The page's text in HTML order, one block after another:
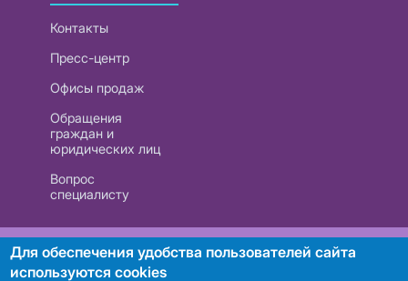
Контакты
Пресс-центр
Офисы продаж
Обращения
граждан и
юридических лиц
Вопрос
специалисту
РУП «Белтелеком». УНП 101007741
Для обеспечения удобства пользователей сайта
используются cookies